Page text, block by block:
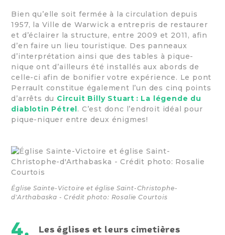
Bien qu’elle soit fermée à la circulation depuis
1957, la Ville de Warwick a entrepris de restaurer
et d’éclairer la structure, entre 2009 et 2011, afin
d’en faire un lieu touristique. Des panneaux
d’interprétation ainsi que des tables à pique-
nique ont d’ailleurs été installés aux abords de
celle-ci afin de bonifier votre expérience. Le pont
Perrault constitue également l’un des cinq points
d’arrêts du Circuit Billy Stuart : La légende du
diablotin Pétrel. C’est donc l’endroit idéal pour
pique-niquer entre deux énigmes!
Église Sainte-Victoire et église Saint-Christophe-
d'Arthabaska - Crédit photo: Rosalie Courtois
4. Les églises et leurs cimetières